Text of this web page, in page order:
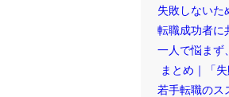
失敗しないた
転職成功者に
一人で悩まず
まとめ｜「
若手転職のス